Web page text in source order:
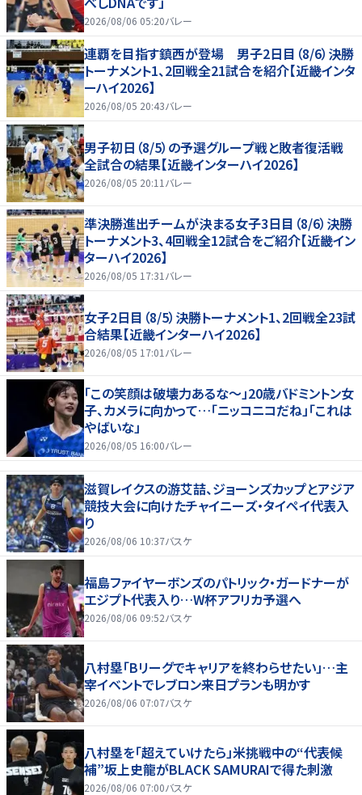
2026/08/06 05:20バレー
連覇を目指す鎮西が登場 男子2日目（8/6）決勝
トーナメント1、2回戦全21試合を紹介【近畿インタ
ーハイ2026】
2026/08/05 20:43バレー
男子初日（8/5）の予選グループ戦と敗者復活戦
全試合の結果【近畿インターハイ2026】
2026/08/05 20:11 バレー
準決勝進出チームが決まる女子3日目（8/6）決勝
トーナメント3、4回戦全12試合をご紹介【近畿イン
ターハイ2026】
2026/08/05 17:31バレー
女子2日目（8/5）決勝トーナメント1、2回戦全23試
合結果【近畿インターハイ2026】
2026/08/05 17:01 バレー
「この笑顔は破壊力あるな〜」20歳バドミントン女
子、カメラに向かって…「ニッコニコだね」「これは
やばいな」
2026/08/05 16:00バレー
滋賀レイクスの游艾喆、ジョーンズカップとアジア
競技大会に向けたチャイニーズ・タイペイ代表入
り
2026/08/06 10:37バスケ
福島ファイヤーボンズのパトリック・ガードナーが
エジプト代表入り…W杯アフリカ予選へ
2026/08/06 09:52バスケ
八村塁「Bリーグでキャリアを終わらせたい」…主
宰イベントでレブロン来日プランも明かす
2026/08/06 07:07バスケ
八村塁を「超えていけたら」米挑戦中の“代表候
補”坂上史龍がBLACK SAMURAIで得た刺激
2026/08/06 07:00バスケ